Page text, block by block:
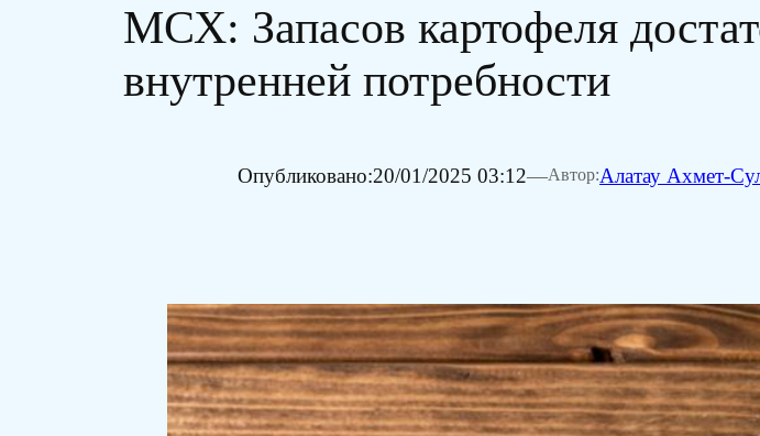
МСХ: Запасов картофеля
внутренней потребности
Опубликовано:20/01/2025 03:12—Автор:Алатау Ахмет-